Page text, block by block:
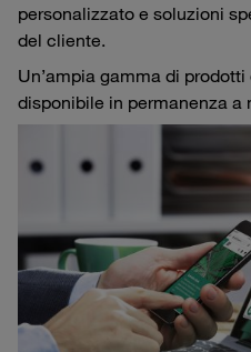
personalizzato e soluzioni
del cliente.
Un’ampia gamma di prodotti
disponibile in permanenza a